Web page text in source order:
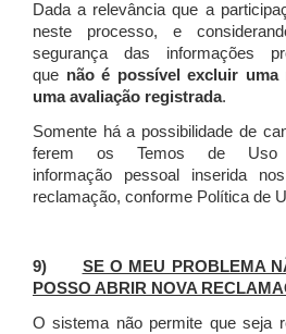
Dada a relevância que a
neste processo, e
segurança das informações
que não é possível excluir uma
uma avaliação registrada.
Somente há a possibilidade de
ferem os Temos de Uso
informação pessoal inserida
reclamação, conforme Política de
9) SE O MEU PROBLEMA
POSSO ABRIR NOVA
O sistema não permite que seja